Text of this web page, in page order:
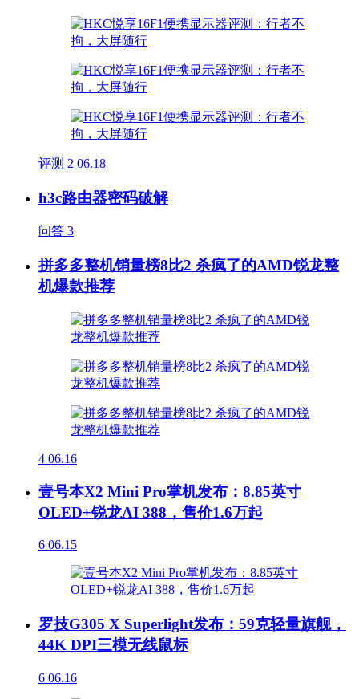
评测 2 06.18
h3c路由器密码破解
问答 3
拼多多整机销量榜8比2 杀疯了的AMD锐龙整
机爆款推荐
4 06.16
壹号本X2 Mini Pro掌机发布：8.85英寸
OLED+锐龙AI 388，售价1.6万起
6 06.15
罗技G305 X Superlight发布：59克轻量旗舰，
44K DPI三模无线鼠标
6 06.16